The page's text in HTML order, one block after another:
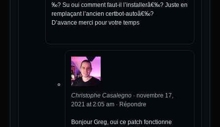
‰? Su oui comment faut-il l’installerâ€‰? Juste en
remplaçant l’ancien certbot-autoâ€‰?
D’avance merci pour votre temps
Christophe Casalegno · novembre 17,
2021 at 2:05 am · Répondre
Bonjour Greg, oui ce patch fonctionne